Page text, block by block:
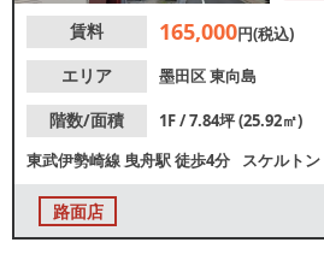
はレ
賃料 165,000円(税込)
エリア
墨田区東向島
階数/面積
1F / 7.84坪 (25.92㎡)
東武伊勢崎線曳舟駅徒歩4分 スケルトン
路面店